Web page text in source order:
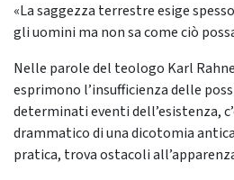
«La saggezza terrestre esige
gli uomini ma non sa come ciò
Nelle parole del teologo Karl
esprimono l’insufficienza delle
determinati eventi dell’esistenza,
drammatico di una dicotomia
pratica, trova ostacoli